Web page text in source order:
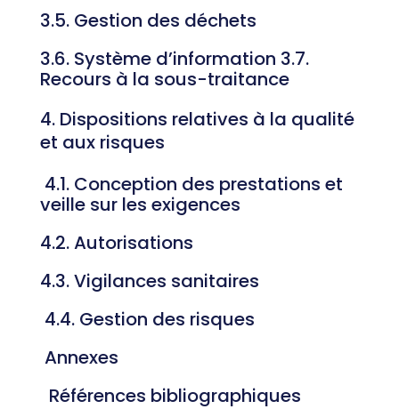
3.5. Gestion des déchets
3.6. Système d’information 3.7.
Recours à la sous-traitance
Dispositions relatives à la qualité
et aux risques
4.1. Conception des prestations et
veille sur les exigences
4.2. Autorisations
4.3. Vigilances sanitaires
4.4. Gestion des risques
Annexes
Références bibliographiques